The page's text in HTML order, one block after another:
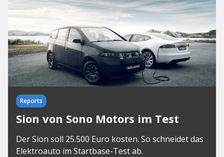
Reports
Sion von Sono Motors im Test
Der Sion soll 25.500 Euro kosten. So schneidet das
Elektroauto im Startbase-Test ab.